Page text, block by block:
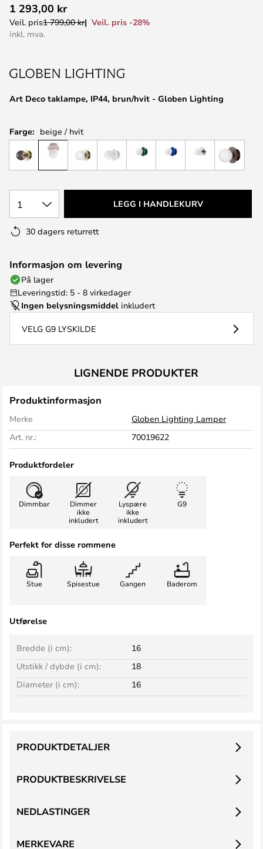
til
begynnelsen
Art Deco taklampe, IP44, brun/hvit - Globen Lighting
1 293,00 kr
Veil. pris1 799,00 kr
Veil. pris -28%
inkl. mva.
Farge: beige / hvit
1 LEGG I HANDLEKURV
30 dagers returrett
Informasjon om levering
På lager
Leveringstid: 5 - 8 virkedager
Ingen belysningsmiddel inkludert
VELG G9 LYSKILDE
LIGNENDE PRODUKTER
Produktinformasjon
Merke
Globen Lighting Lamper
Art. nr.:
70019622
Produktfordeler
Dimmbar
Dimmer
ikke
inkludert
Lyspære
ikke
inkludert
G9
Perfekt for disse rommene
Stue Spisestue Gangen Baderom
Utførelse
Bredde (i cm):
16
Utstikk / dybde (i cm):
18
Diameter (i cm):
16
PRODUKTBESKRIVELSE
PRODUKTDETALJER
NEDLASTINGER
MERKEVARE